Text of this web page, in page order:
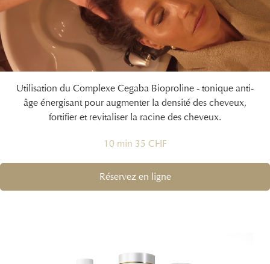
Utilisation du Complexe Cegaba Bioproline - tonique anti-
âge énergisant pour augmenter la densité des cheveux,
fortifier et revitaliser la racine des cheveux.
10 min 35 CHF
Réservez en ligne